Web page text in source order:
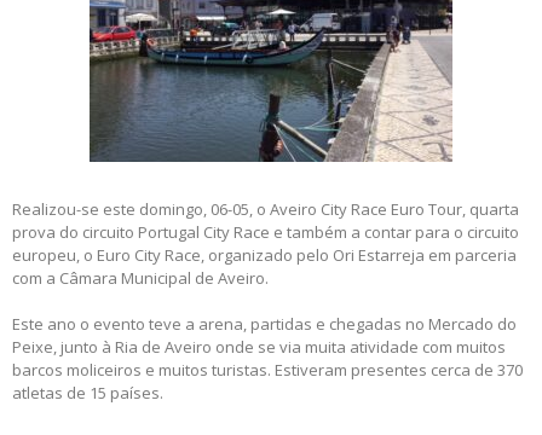
Realizou-se este domingo, 06-05, o Aveiro City Race Euro Tour, quarta
prova do circuito Portugal City Race e também a contar para o circuito
europeu, o Euro City Race, organizado pelo Ori Estarreja em parceria
com a Câmara Municipal de Aveiro.
Este ano o evento teve a arena, partidas e chegadas no Mercado do
Peixe, junto à Ria de Aveiro onde se via muita atividade com muitos
barcos moliceiros e muitos turistas. Estiveram presentes cerca de 370
atletas de 15 países.